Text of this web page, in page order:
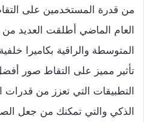
من قدرة المستخدمين على
العام الماضي أطلقت العديد
المتوسطة والراقية بكاميرا
تأثير مميز على التقاط صور
التطبيقات التي تعزز من قدرات
الذكي والتي تمكنك من جعل